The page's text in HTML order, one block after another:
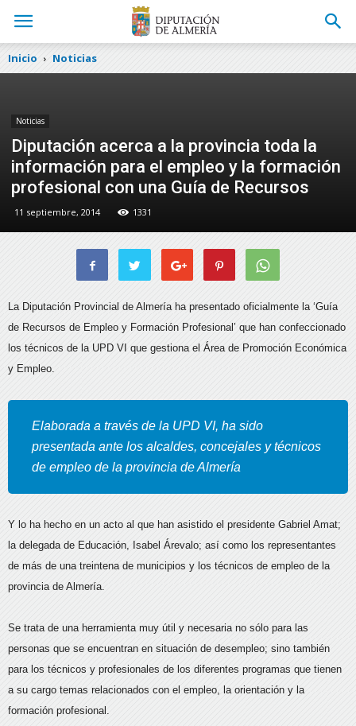
Inicio Noticias
Noticias
Diputación acerca a la provincia toda la
información para el empleo y la formación
profesional con una Guía de Recursos
11 septiembre, 2014 1331
La Diputación Provincial de Almería ha presentado oficialmente la ‘Guía
de Recursos de Empleo y Formación Profesional’ que han confeccionado
los técnicos de la UPD VI que gestiona el Área de Promoción Económica
y Empleo.
Elaborada a través de la UPD VI, ha sido
presentada ante los alcaldes, concejales y técnicos
de empleo de la provincia de Almería
Y lo ha hecho en un acto al que han asistido el presidente Gabriel Amat;
la delegada de Educación, Isabel Árevalo; así como los representantes
de más de una treintena de municipios y los técnicos de empleo de la
provincia de Almería.
Se trata de una herramienta muy útil y necesaria no sólo para las
personas que se encuentran en situación de desempleo; sino también
para los técnicos y profesionales de los diferentes programas que tienen
a su cargo temas relacionados con el empleo, la orientación y la
formación profesional.